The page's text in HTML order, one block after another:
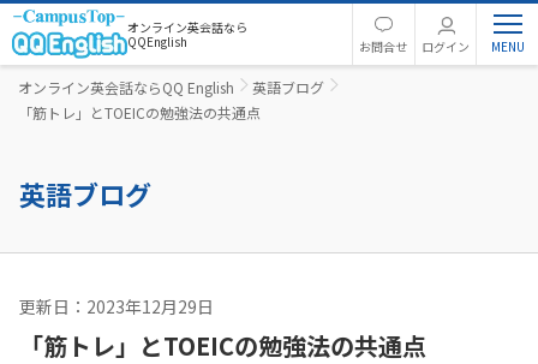
オンライン英会話なら
QQEnglish
お問合せ ログイン
オンライン英会話ならQQ English
英語ブログ
「筋トレ」とTOEICの勉強法の共通点
英語ブログ
更新日：2023年12月29日
「筋トレ」とTOEICの勉強法の共通点